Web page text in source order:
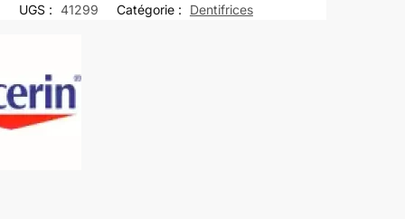
UGS : 41299 Catégorie : Dentifrices